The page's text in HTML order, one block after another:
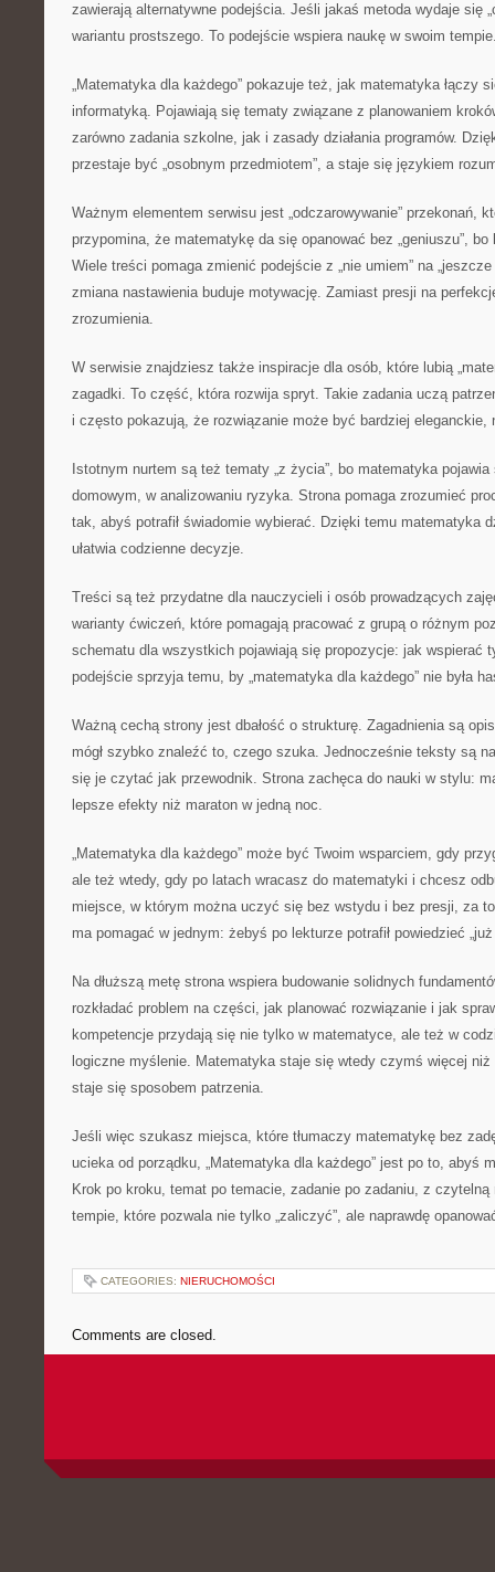
zawierają alternatywne podejścia. Jeśli jakaś metoda wydaje się
wariantu prostszego. To podejście wspiera naukę w swoim
„Matematyka dla każdego” pokazuje też, jak matematyka łączy
informatyką. Pojawiają się tematy związane z planowaniem
zarówno zadania szkolne, jak i zasady działania programów.
przestaje być „osobnym przedmiotem”, a staje się językiem
Ważnym elementem serwisu jest „odczarowywanie” przekonań,
przypomina, że matematykę da się opanować bez „geniuszu”,
Wiele treści pomaga zmienić podejście z „nie umiem” na
zmiana nastawienia buduje motywację. Zamiast presji na
zrozumienia.
W serwisie znajdziesz także inspiracje dla osób, które lubią
zagadki. To część, która rozwija spryt. Takie zadania uczą
i często pokazują, że rozwiązanie może być bardziej eleganckie,
Istotnym nurtem są też tematy „z życia”, bo matematyka
domowym, w analizowaniu ryzyka. Strona pomaga zrozumieć
tak, abyś potrafił świadomie wybierać. Dzięki temu matematyka
ułatwia codzienne decyzje.
Treści są też przydatne dla nauczycieli i osób prowadzących
warianty ćwiczeń, które pomagają pracować z grupą o różnym
schematu dla wszystkich pojawiają się propozycje: jak wspierać
podejście sprzyja temu, by „matematyka dla każdego” nie była
Ważną cechą strony jest dbałość o strukturę. Zagadnienia są
mógł szybko znaleźć to, czego szuka. Jednocześnie teksty są
się je czytać jak przewodnik. Strona zachęca do nauki w stylu:
lepsze efekty niż maraton w jedną noc.
„Matematyka dla każdego” może być Twoim wsparciem, gdy
ale też wtedy, gdy po latach wracasz do matematyki i chcesz
miejsce, w którym można uczyć się bez wstydu i bez presji, za
ma pomagać w jednym: żebyś po lekturze potrafił powiedzieć
Na dłuższą metę strona wspiera budowanie solidnych
rozkładać problem na części, jak planować rozwiązanie i jak
kompetencje przydają się nie tylko w matematyce, ale też w
logiczne myślenie. Matematyka staje się wtedy czymś więcej
staje się sposobem patrzenia.
Jeśli więc szukasz miejsca, które tłumaczy matematykę bez
ucieka od porządku, „Matematyka dla każdego” jest po to, abyś
Krok po kroku, temat po temacie, zadanie po zadaniu, z
tempie, które pozwala nie tylko „zaliczyć”, ale naprawdę
CATEGORIES: NIERUCHOMOŚCI
Comments are closed.